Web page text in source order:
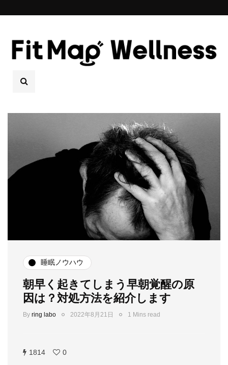
睡眠ノウハウ
朝早く起きてしまう早朝覚醒の原
因は？対処方法を紹介します
By ring labo 2022年8月21日 1 Mins read
1814 0